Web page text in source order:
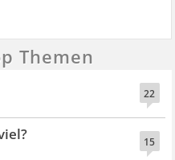
Themen
22
15